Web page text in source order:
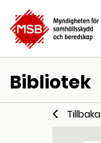
Bibliotek
Tillbaka